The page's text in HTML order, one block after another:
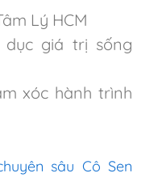
Lý HCM
dục giá trị sống
xóc hành trình
sâu Cô Sen